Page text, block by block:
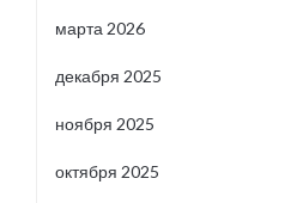
марта 2026
декабря 2025
ноября 2025
октября 2025